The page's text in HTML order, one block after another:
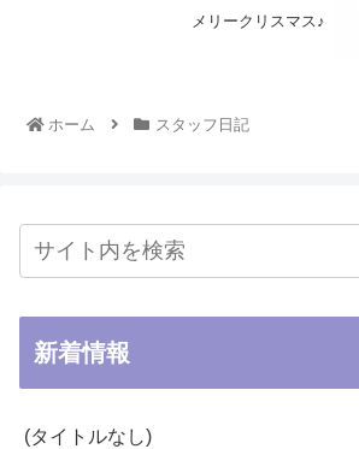
メリークリスマス♪
ホーム スタッフ日記
新着情報
(タイトルなし)